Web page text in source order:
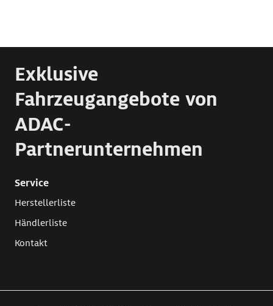
Exklusive
Fahrzeugangebote von
ADAC-
Partnerunternehmen
Service
Herstellerliste
Händlerliste
Kontakt